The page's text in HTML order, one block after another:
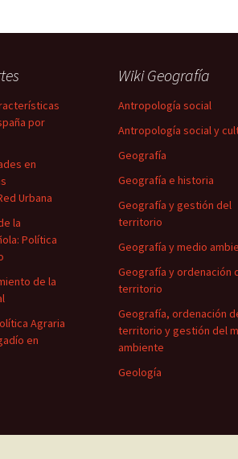
por
en
Urbana
la
Política
de la
Agraria
en
Wiki Geografía
Antropología social
Antropología social y
Geografía
Geografía e historia
Geografía y gestión del
territorio
Geografía y medio
Geografía y ordenación
territorio
Geografía, ordenación
territorio y gestión del
ambiente
Geología